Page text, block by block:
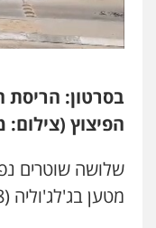
פלילי
בסרטון:
הפיצוץ
שלושה שוטרים
מטען בג'לג'וליה (18 ביולי).